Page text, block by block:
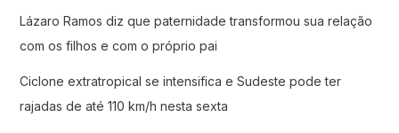
Lázaro Ramos diz que paternidade transformou sua relação
com os filhos e com o próprio pai
Ciclone extratropical se intensifica e Sudeste pode ter
rajadas de até 110 km/h nesta sexta